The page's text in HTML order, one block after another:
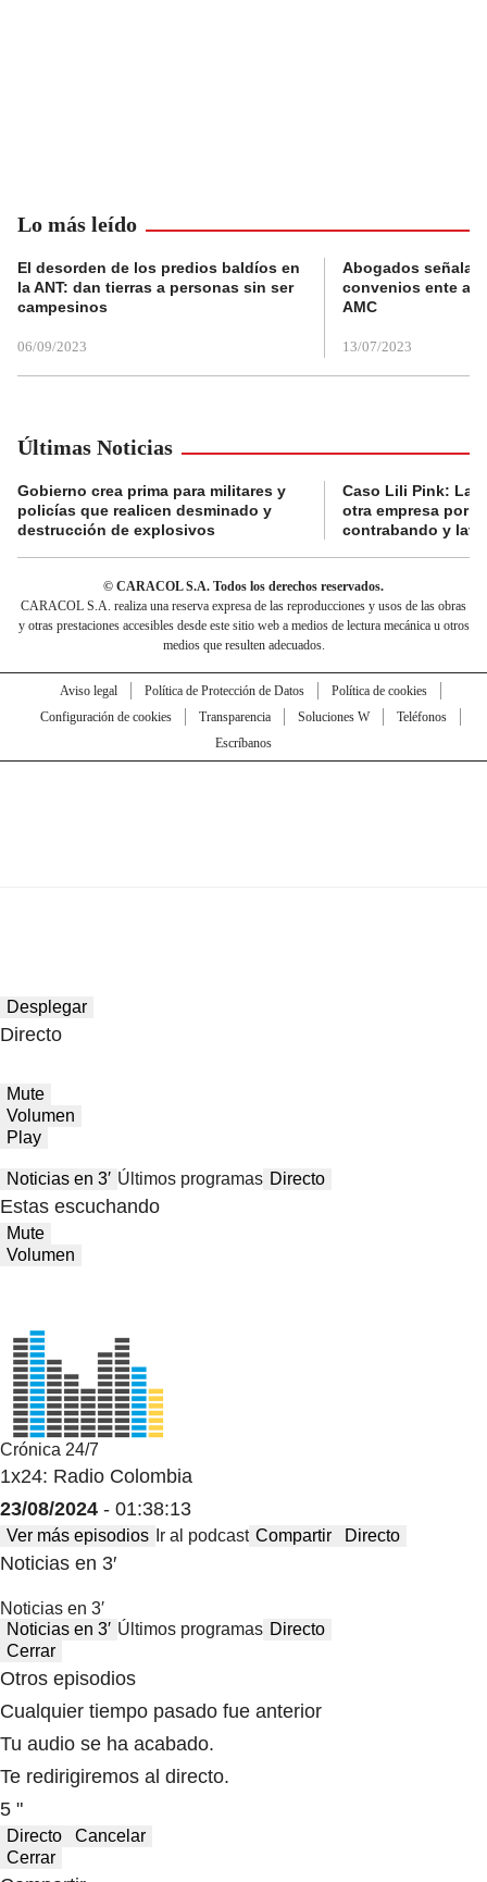
Lo más leído
El desorden de los predios baldíos en
la ANT: dan tierras a personas sin ser
campesinos
06/09/2023
Abogados
convenios ente
AMC
13/07/2023
Últimas Noticias
Gobierno crea prima para militares y
policías que realicen desminado y
destrucción de explosivos
Caso Lili Pink: La
otra empresa por
contrabando y
© CARACOL S.A. Todos los derechos reservados.
CARACOL S.A. realiza una reserva expresa de las reproducciones y usos de las obras
y otras prestaciones accesibles desde este sitio web a medios de lectura mecánica u otros
medios que resulten adecuados.
Aviso legal Política de Protección de Datos
Política de cookies
Configuración de cookies
Transparencia Soluciones W
Teléfonos
Escríbanos
Desplegar
Directo
Mute
Volumen
Play
Noticias en 3′ Últimos programas Directo
Estas escuchando
Mute
Volumen
Crónica 24/7
1x24: Radio Colombia
23/08/2024 - 01:38:13
Ver más episodios Ir al podcast Compartir Directo
Noticias en 3′
Noticias en 3′
Noticias en 3′ Últimos programas Directo
Cerrar
Otros episodios
Cualquier tiempo pasado fue anterior
Tu audio se ha acabado.
Te redirigiremos al directo.
5 "
Directo
Cancelar
Cerrar